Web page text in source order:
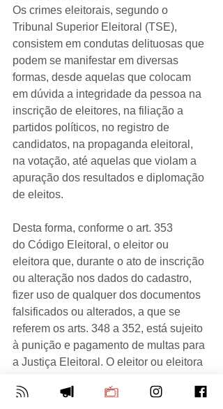
Os crimes eleitorais, segundo o
Tribunal Superior Eleitoral (TSE),
consistem em condutas delituosas que
podem se manifestar em diversas
formas, desde aquelas que colocam
em dúvida a integridade da pessoa na
inscrição de eleitores, na filiação a
partidos políticos, no registro de
candidatos, na propaganda eleitoral,
na votação, até aquelas que violam a
apuração dos resultados e diplomação
de eleitos.
Desta forma, conforme o art. 353
do Código Eleitoral, o eleitor ou
eleitora que, durante o ato de inscrição
ou alteração nos dados do cadastro,
fizer uso de qualquer dos documentos
falsificados ou alterados, a que se
referem os arts. 348 a 352, está sujeito
à punição e pagamento de multas para
a Justiça Eleitoral. O eleitor ou eleitora
como por exemplo comprovante de